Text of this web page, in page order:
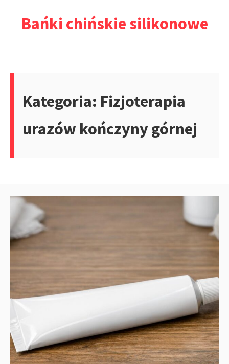
Bańki chińskie silikonowe
Kategoria: Fizjoterapia
urazów kończyny górnej